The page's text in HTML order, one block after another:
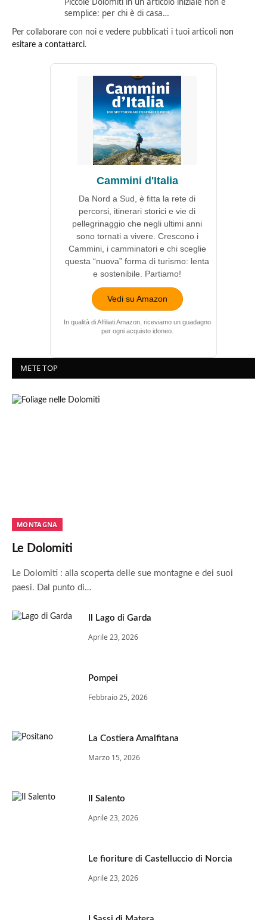
semplice: per chi è di casa…
Per collaborare con noi e vedere pubblicati i tuoi articoli non
esitare a contattarci.
Cammini d'Italia
Da Nord a Sud, è fitta la rete di
percorsi, itinerari storici e vie di
pellegrinaggio che negli ultimi anni
sono tornati a vivere. Crescono i
Cammini, i camminatori e chi sceglie
questa “nuova” forma di turismo: lenta
e sostenibile. Partiamo!
Vedi su Amazon
In qualità di Affiliati Amazon, riceviamo un guadagno
per ogni acquisto idoneo.
METE TOP
MONTAGNA
Le Dolomiti
Le Dolomiti : alla scoperta delle sue montagne e dei suoi
paesi. Dal punto di…
Il Lago di Garda
Aprile 23, 2026
Pompei
Febbraio 25, 2026
La Costiera Amalfitana
Marzo 15, 2026
Il Salento
Aprile 23, 2026
Le fioriture di Castelluccio di Norcia
Aprile 23, 2026